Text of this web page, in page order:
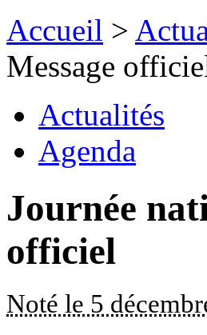
Accueil >
Message
Actualités
Agenda
Journée
officiel
Noté le 5